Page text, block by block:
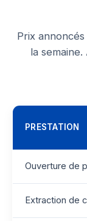
Prix
la
PRESTATION
Ouverture de
Extraction de